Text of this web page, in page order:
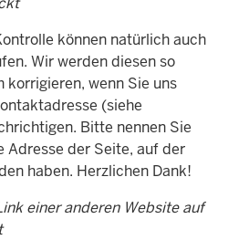
können natürlich auch
Wir werden diesen so
korrigieren, wenn Sie uns
(siehe
Bitte nennen Sie
Adresse der Seite, auf der
haben. Herzlichen Dank!
einer anderen Website auf